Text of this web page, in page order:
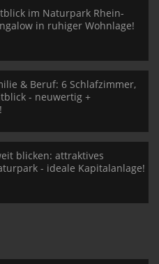
im Naturpark Rhein-
in ruhiger Wohnlage!
& Beruf: 6 Schlafzimmer,
- neuwertig +
blicken: attraktives
- ideale Kapitalanlage!